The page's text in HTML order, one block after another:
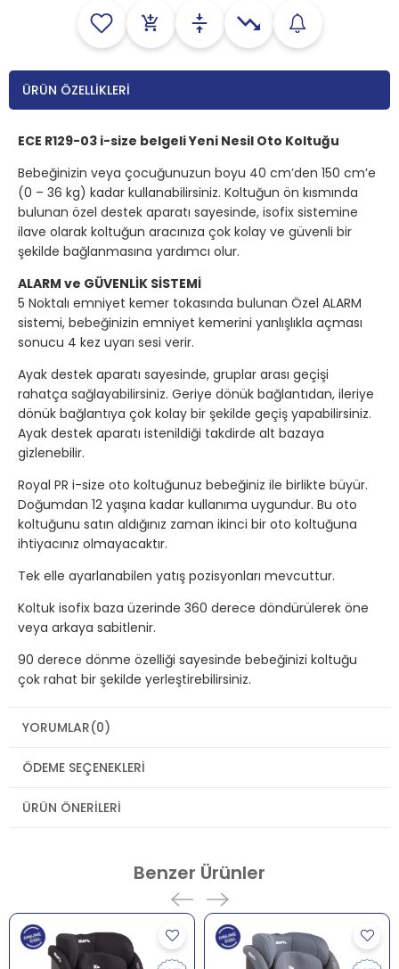
ÜRÜN ÖZELLIKLERI
ECE R129-03 i-size belgeli Yeni Nesil Oto Koltuğu
Bebeğinizin veya çocuğunuzun boyu 40 cm’den 150 cm’e
(0 – 36 kg) kadar kullanabilirsiniz. Koltuğun ön kısmında
bulunan özel destek aparatı sayesinde, isofix sistemine
ilave olarak koltuğun aracınıza çok kolay ve güvenli bir
şekilde bağlanmasına yardımcı olur.
ALARM ve GÜVENLİK SİSTEMİ
5 Noktalı emniyet kemer tokasında bulunan Özel ALARM
sistemi, bebeğinizin emniyet kemerini yanlışlıkla açması
sonucu 4 kez uyarı sesi verir.
Ayak destek aparatı sayesinde, gruplar arası geçişi
rahatça sağlayabilirsiniz. Geriye dönük bağlantıdan, ileriye
dönük bağlantıya çok kolay bir şekilde geçiş yapabilirsiniz.
Ayak destek aparatı istenildiği takdirde alt bazaya
gizlenebilir.
Royal PR i-size oto koltuğunuz bebeğiniz ile birlikte büyür.
Doğumdan 12 yaşına kadar kullanıma uygundur. Bu oto
koltuğunu satın aldığınız zaman ikinci bir oto koltuğuna
ihtiyacınız olmayacaktır.
Tek elle ayarlanabilen yatış pozisyonları mevcuttur.
Koltuk isofix baza üzerinde 360 derece döndürülerek öne
veya arkaya sabitlenir.
90 derece dönme özelliği sayesinde bebeğinizi koltuğu
çok rahat bir şekilde yerleştirebilirsiniz.
destek ve konfor sağlar.
5 farklı pozisyona ayarlanabilen oturma ünitesi mevcuttur.
15 pozisyon ayarlanabilen baş desteği bulunmaktadır.
Kaymayı engelleyen şok emici omuz pedleri ve Isofix
bağlantı sistemi ile maksimum güvenlik sağlar.
Bağlantı Opsiyonları
YORUMLAR(0)
ÖDEME SEÇENEKLERI
ÜRÜN ÖNERILERI
Benzer Ürünler